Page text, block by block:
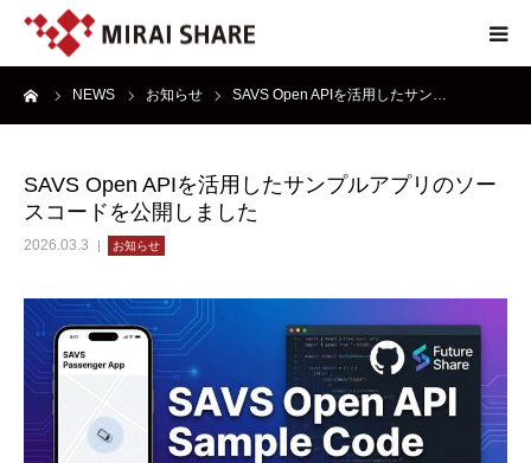
NEWS お知らせ SAVS Open APIを活用したサン…
SAVS Open APIを活用したサンプルアプリのソー
スコードを公開しました
2026.03.3 お知らせ
NEWS
SERVICE
REPORT
ABOUT